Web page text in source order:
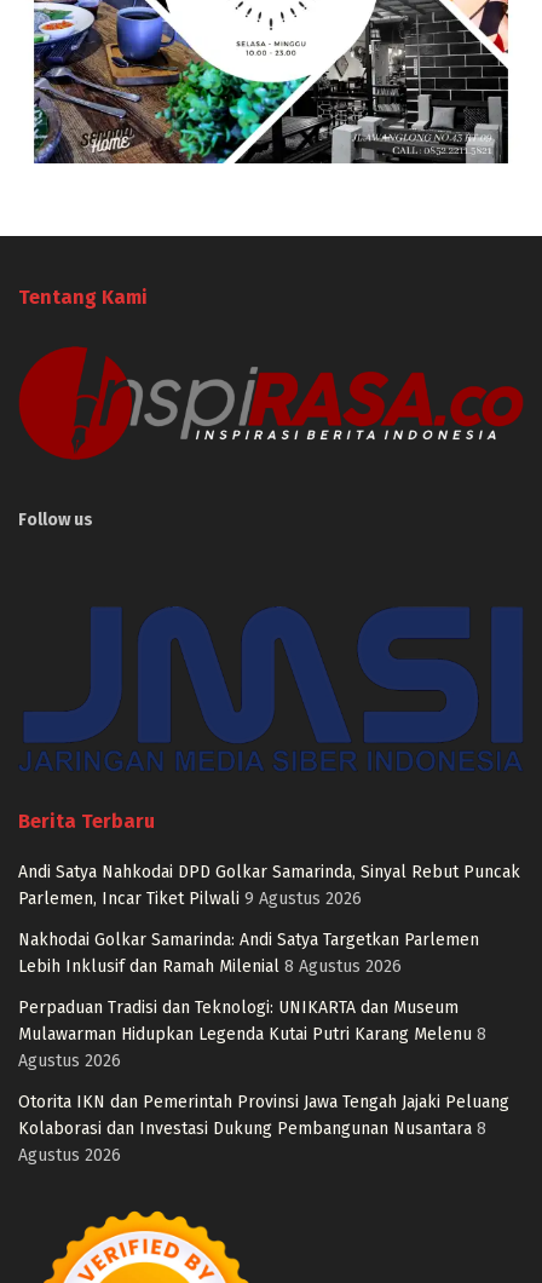
Tentang Kami
Follow us
Berita Terbaru
Andi Satya Nahkodai DPD Golkar Samarinda, Sinyal Rebut Puncak
Parlemen, Incar Tiket Pilwali 9 Agustus 2026
Nakhodai Golkar Samarinda: Andi Satya Targetkan Parlemen
Lebih Inklusif dan Ramah Milenial 8 Agustus 2026
Perpaduan Tradisi dan Teknologi: UNIKARTA dan Museum
Mulawarman Hidupkan Legenda Kutai Putri Karang Melenu 8
Agustus 2026
Otorita IKN dan Pemerintah Provinsi Jawa Tengah Jajaki Peluang
Kolaborasi dan Investasi Dukung Pembangunan Nusantara 8
Agustus 2026